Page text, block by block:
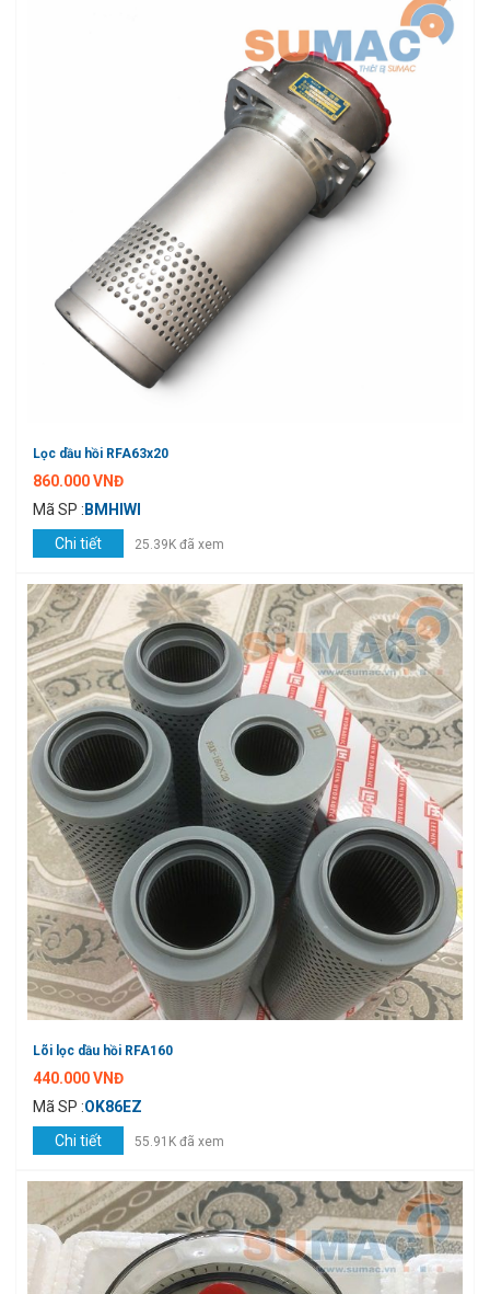
Lọc dầu hồi RFA63x20
860.000 VNĐ
Mã SP : BMHIWI
Chi tiết
25.39K đã xem
Lõi lọc dầu hồi RFA160
440.000 VNĐ
Mã SP :OK86EZ
Chi tiết
55.91K đã xem